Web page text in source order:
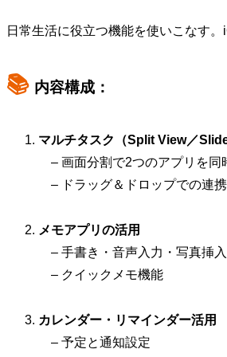
日常生活に役立つ機能を使いこなす
📚 内容構成：
マルチタスク（Split View／Slide
– 画面分割で2つのアプリを同
– ドラッグ＆ドロップでの連携
メモアプリの活用
– 手書き・音声入力・写真挿入
– クイックメモ機能
カレンダー・リマインダー活用
– 予定と通知設定